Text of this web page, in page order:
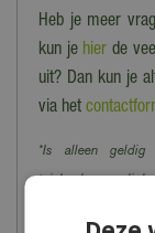
Heb je meer
kun je hier de
uit? Dan kun je
via het
*Is alleen geldig